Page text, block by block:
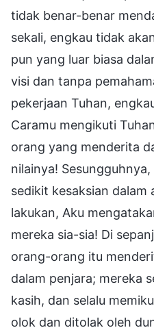
tidak benar-benar
sekali, engkau tidak
pun yang luar biasa
visi dan tanpa
pekerjaan Tuhan,
Caramu mengikuti
orang yang menderita
nilainya!
sedikit kesaksian dalam
lakukan, Aku
mereka sia-sia! Di
orang-orang itu
dalam penjara; mereka
kasih, dan selalu
olok dan ditolak oleh